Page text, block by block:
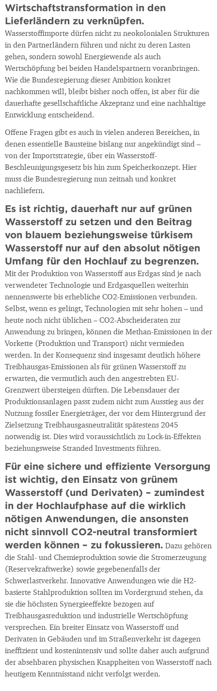
Wirtschaftstransformation in den
Lieferländern zu verknüpfen.
Wasserstoffimporte dürfen nicht zu neokolonialen Strukturen
in den Partnerländern führen und nicht zu deren Lasten
gehen, sondern sowohl Energiewende als auch
Wertschöpfung bei beiden Handelspartnern voranbringen.
Wie die Bundesregierung dieser Ambition konkret
nachkommen will, bleibt bisher noch offen, ist aber für die
dauerhafte gesellschaftliche Akzeptanz und eine nachhaltige
Entwicklung entscheidend.
Offene Fragen gibt es auch in vielen anderen Bereichen, in
denen essentielle Bausteine bislang nur angekündigt sind –
von der Importstrategie, über ein Wasserstoff-
Beschleunigungsgesetz bis hin zum Speicherkonzept. Hier
muss die Bundesregierung nun zeitnah und konkret
nachliefern.
Es ist richtig, dauerhaft nur auf grünen
Wasserstoff zu setzen und den Beitrag
von blauem beziehungsweise türkisem
Wasserstoff nur auf den absolut nötigen
Umfang für den Hochlauf zu begrenzen.
Mit der Produktion von Wasserstoff aus Erdgas sind je nach
verwendeter Technologie und Erdgasquellen weiterhin
nennenswerte bis erhebliche CO2-Emissionen verbunden.
Selbst, wenn es gelingt, Technologien mit sehr hohen – und
heute noch nicht üblichen – CO2-Abscheideraten zur
Anwendung zu bringen, können die Methan-Emissionen in der
Vorkette (Produktion und Transport) nicht vermieden
werden. In der Konsequenz sind insgesamt deutlich höhere
Treibhausgas-Emissionen als für grünen Wasserstoff zu
erwarten, die vermutlich auch den angestrebten EU-
Grenzwert übersteigen dürften. Die Lebensdauer der
Produktionsanlagen passt zudem nicht zum Ausstieg aus der
Nutzung fossiler Energieträger, der vor dem Hintergrund der
Zielsetzung Treibhausgasneutralität spätestens 2045
notwendig ist. Dies wird voraussichtlich zu Lock-in-Effekten
beziehungsweise Stranded Investments führen.
Für eine sichere und effiziente Versorgung
ist wichtig, den Einsatz von grünem
Wasserstoff (und Derivaten) – zumindest
in der Hochlaufphase auf die wirklich
nötigen Anwendungen, die ansonsten
nicht sinnvoll CO2-neutral transformiert
werden können – zu fokussieren. Dazu gehören
die Stahl- und Chemieproduktion sowie die Stromerzeugung
(Reservekraftwerke) sowie gegebenenfalls der
Schwerlastverkehr. Innovative Anwendungen wie die H2-
basierte Stahlproduktion sollten im Vordergrund stehen, da
sie die höchsten Synergieeffekte bezogen auf
Treibhausgasreduktion und industrielle Wertschöpfung
versprechen. Ein breiter Einsatz von Wasserstoff und
Derivaten in Gebäuden und im Straßenverkehr ist dagegen
ineffizient und kostenintensiv und sollte daher auch aufgrund
der absehbaren physischen Knappheiten von Wasserstoff nach
heutigem Kenntnisstand nicht verfolgt werden.